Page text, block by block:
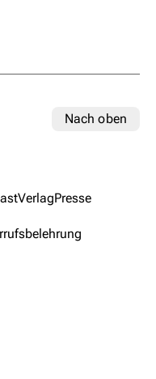
Nach oben
VerlagPresse